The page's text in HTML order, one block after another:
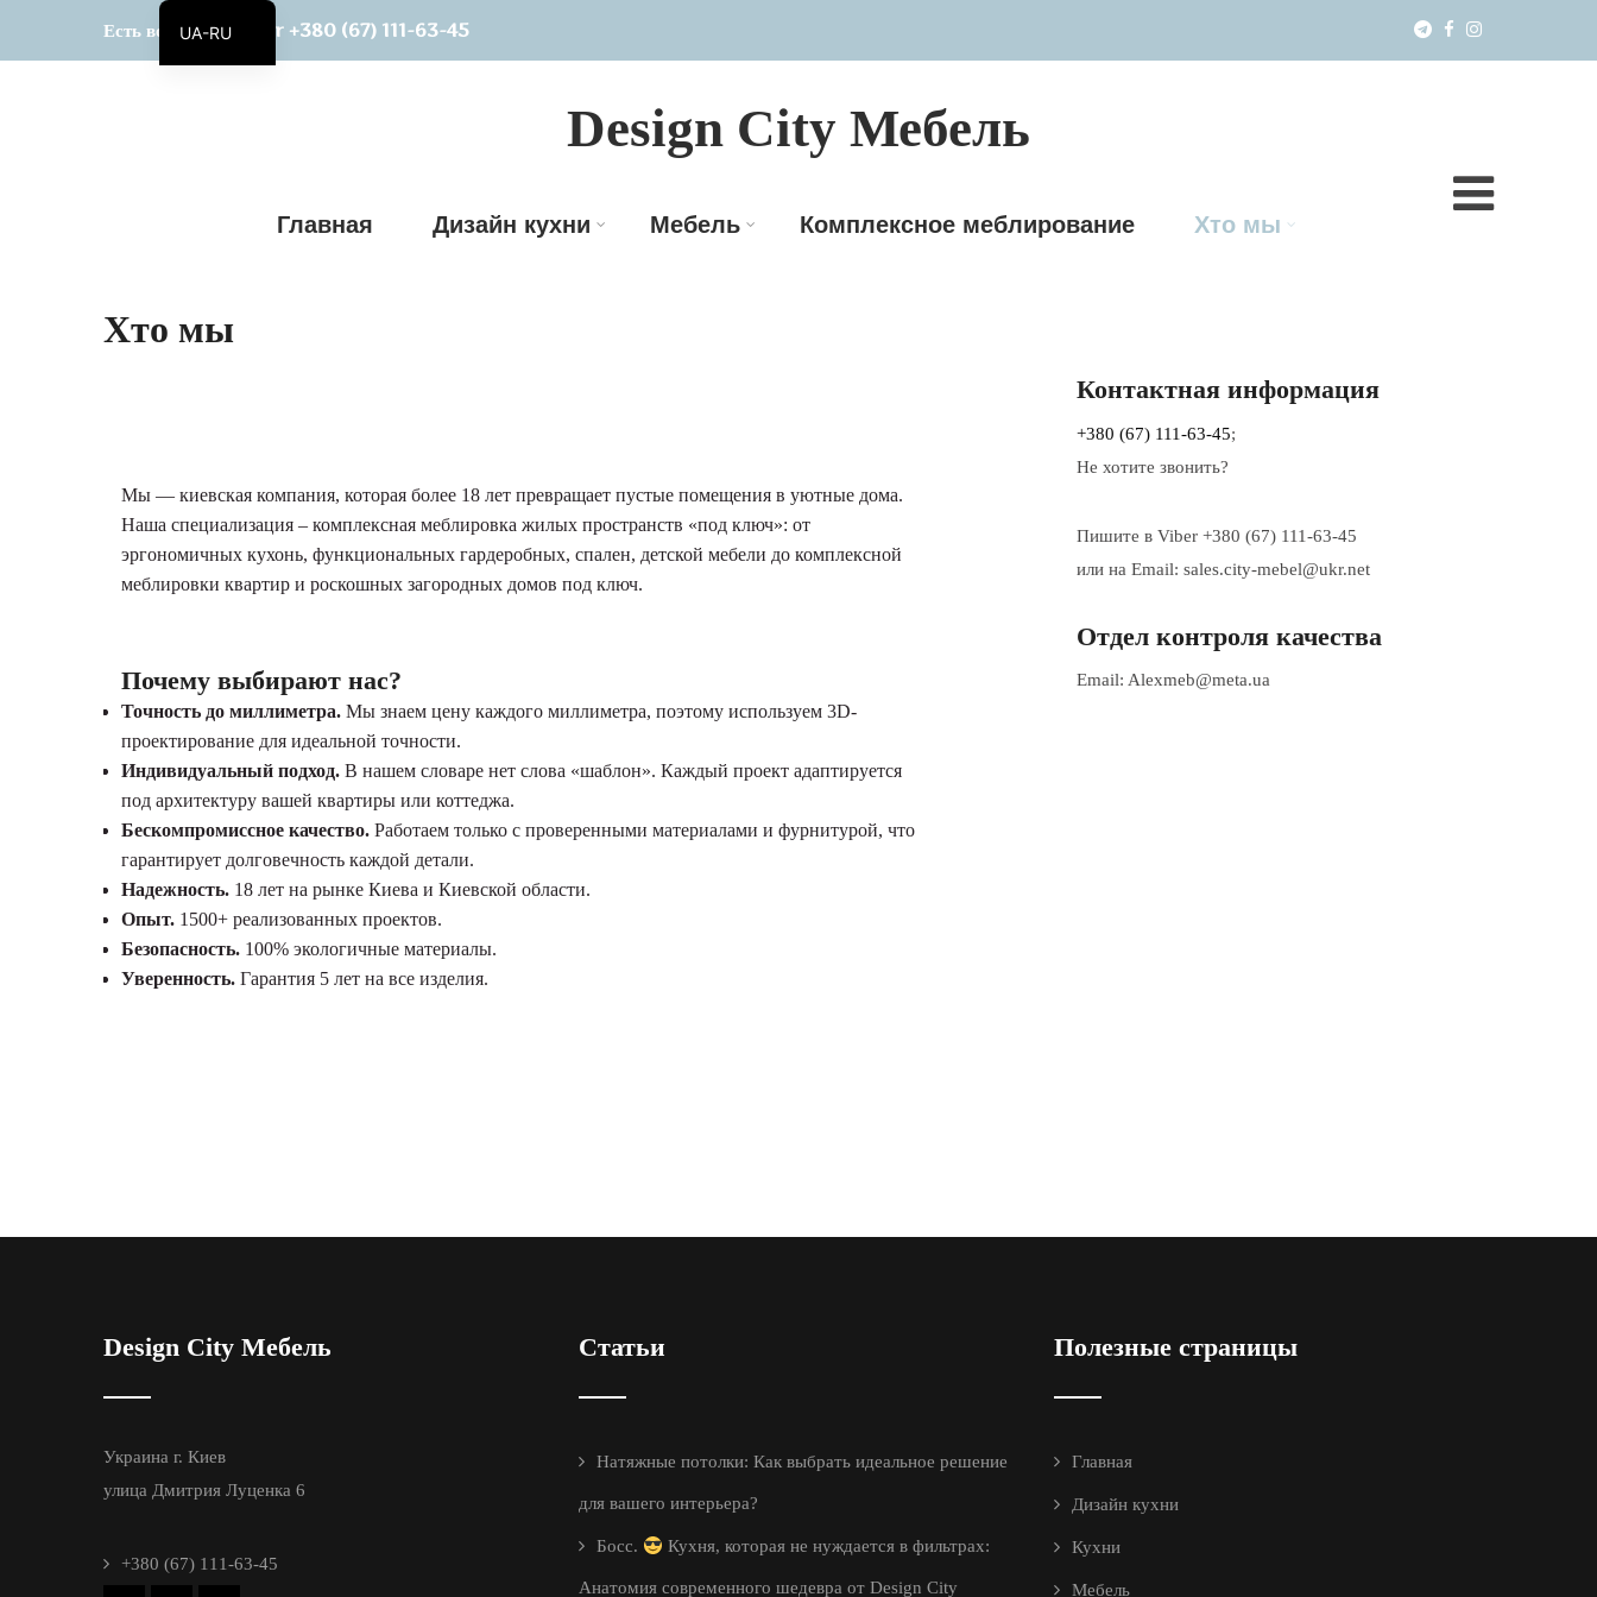
Есть вопросы? Viber +380 (67) 111-63-45
Design City Мебель
Главная Дизайн кухни Мебель Комплексное меблирование Хто мы
Хто мы
Мы — киевская компания, которая более 18 лет превращает пустые помещения в уютные дома.
Наша специализация – комплексная меблировка жилых пространств «под ключ»: от
эргономичных кухонь, функциональных гардеробных, спален, детской мебели до комплексной
меблировки квартир и роскошных загородных домов под ключ.
Почему выбирают нас?
Точность до миллиметра. Мы знаем цену каждого миллиметра, поэтому используем 3D-
проектирование для идеальной точности.
Индивидуальный подход. В нашем словаре нет слова «шаблон». Каждый проект адаптируется
под архитектуру вашей квартиры или коттеджа.
Бескомпромиссное качество. Работаем только с проверенными материалами и фурнитурой, что
гарантирует долговечность каждой детали.
Надежность. 18 лет на рынке Киева и Киевской области.
Опыт. 1500+ реализованных проектов.
Безопасность. 100% экологичные материалы.
Уверенность. Гарантия 5 лет на все изделия.
Контактная информация
+380 (67) 111-63-45;
Не хотите звонить?
Пишите в Viber +380 (67) 111-63-45
или на Email: sales.city-mebel@ukr.net
Отдел контроля качества
Email: Alexmeb@meta.ua
Design City Мебель
Украина г. Киев
улица Дмитрия Луценка 6
+380 (67) 111-63-45
Статьи
Натяжные потолки: Как выбрать идеальное решение
для вашего интерьера?
Босс. Кухня, которая не нуждается в фильтрах:
Анатомия современного шедевра от Design City
Полезные страницы
Главная
Дизайн кухни
Кухни
Мебель
UA-RU
UA